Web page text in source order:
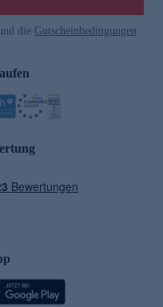
die Gutscheinbedingungen